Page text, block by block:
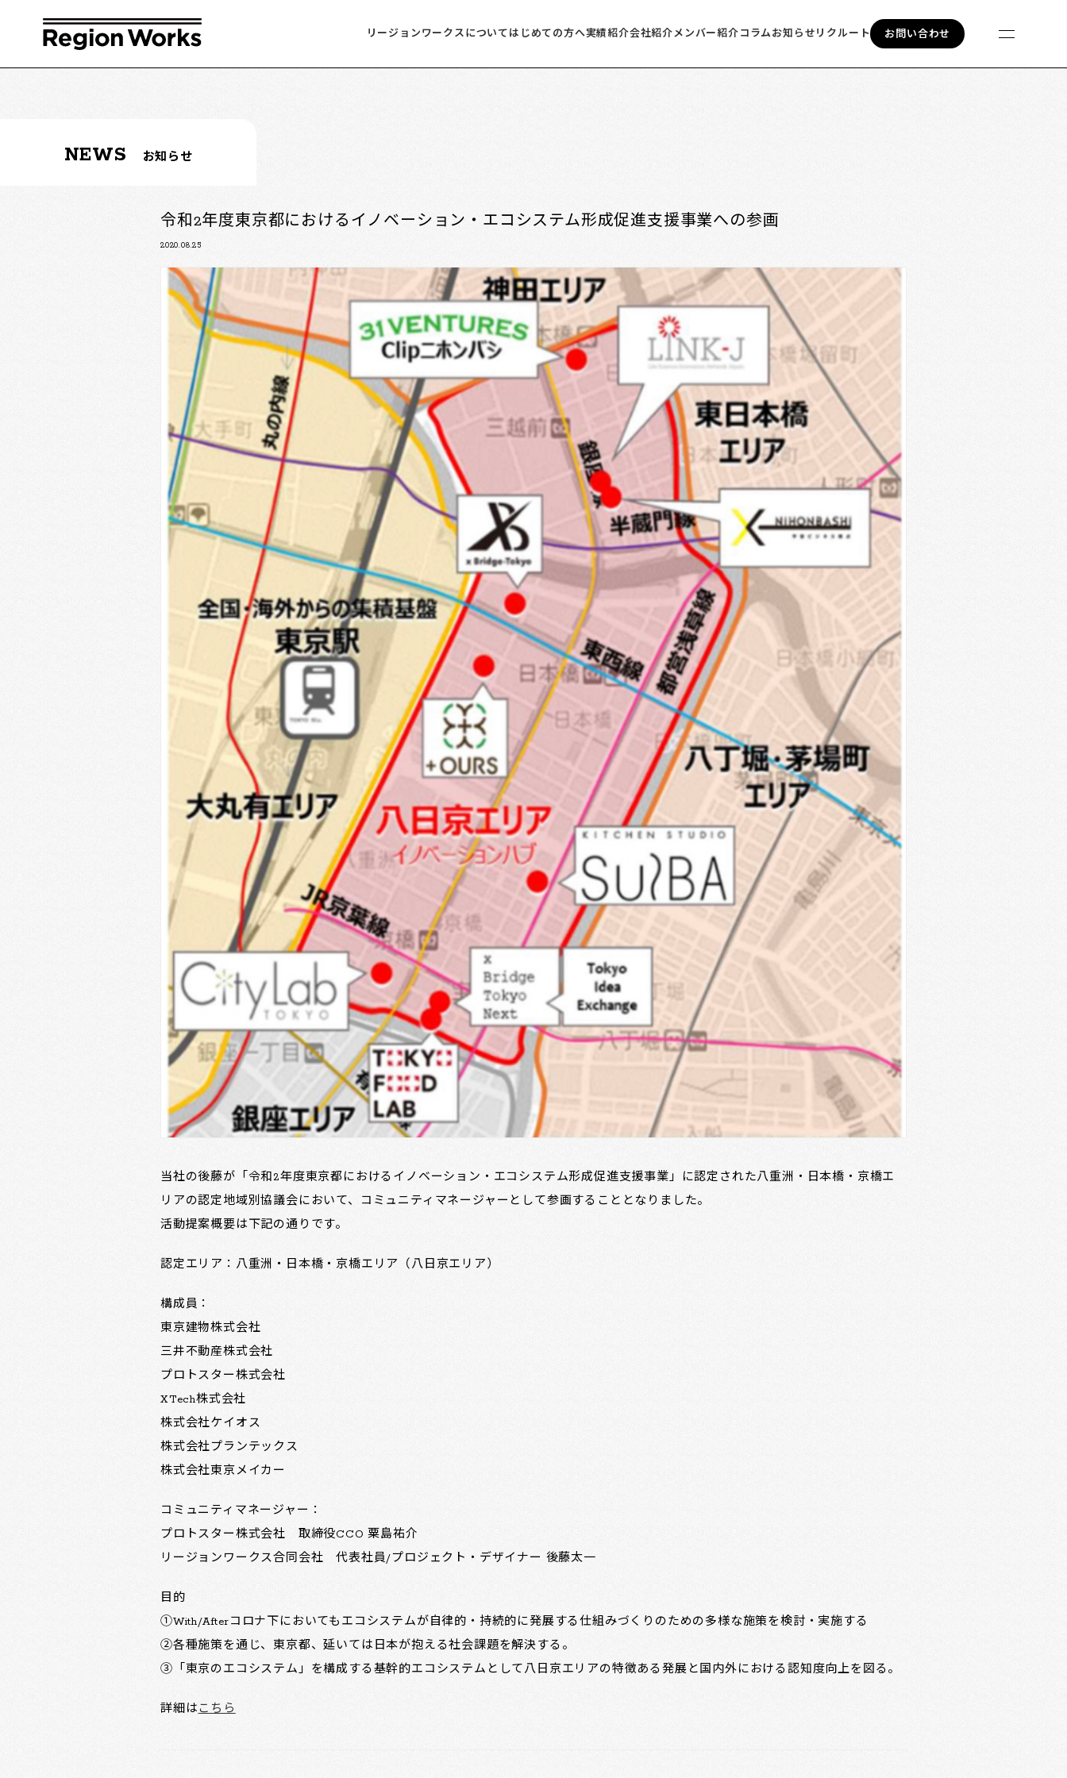
リージョンワークスについて はじめての方へ実績紹介会社紹介メンバー紹介 コラムお知らせ リクルート お問い合わせ
NEWS お知らせ
令和2年度東京都におけるイノベーション・エコシステム形成促進支援事業への参画
2020.08.25
当社の後藤が「令和2年度東京都におけるイノベーション・エコシステム形成促進支援事業」に認定された八重洲・日本橋・京橋エ
リアの認定地域別協議会において、コミュニティマネージャーとして参画することとなりました。
活動提案概要は下記の通りです。
認定エリア：八重洲・日本橋・京橋エリア（八日京エリア）
構成員：
東京建物株式会社
三井不動産株式会社
プロトスター株式会社
XTech株式会社
株式会社ケイオス
株式会社プランテックス
株式会社東京メイカー
コミュニティマネージャー：
プロトスター株式会社 取締役CCO 粟島祐介
リージョンワークス合同会社 代表社員/プロジェクト・デザイナー 後藤太一
目的
①With/Afterコロナ下においてもエコシステムが自律的・持続的に発展する仕組みづくりのための多様な施策を検討・実施する
②各種施策を通じ、東京都、延いては日本が抱える社会課題を解決する。
③「東京のエコシステム」を構成する基幹的エコシステムとして八日京エリアの特徴ある発展と国内外における認知度向上を図る。
詳細はこちら